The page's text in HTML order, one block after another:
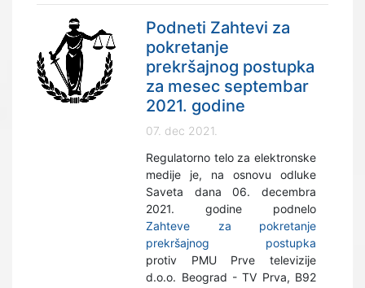
Podneti Zahtevi za
pokretanje
prekršajnog postupka
za mesec septembar
2021. godine
07. dec 2021.
Regulatorno telo za elektronske
medije je, na osnovu odluke
Saveta dana 06. decembra
2021. godine podnelo
Zahteve za pokretanje
prekršajnog postupka
protiv PMU Prve televizije
d.o.o. Beograd - TV Prva, B92